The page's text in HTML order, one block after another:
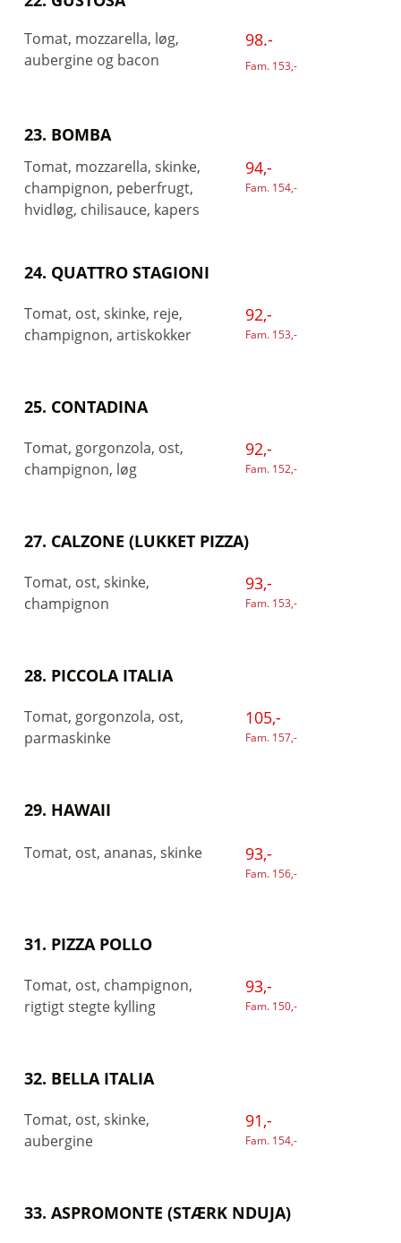
Tomat, mozzarella, løg,
aubergine og bacon
98.-
Fam. 153,-
23. BOMBA
Tomat, mozzarella, skinke,
champignon, peberfrugt,
hvidløg, chilisauce, kapers
94,-
Fam. 154,-
24. QUATTRO STAGIONI
Tomat, ost, skinke, reje,
champignon, artiskokker
92,-
Fam. 153,-
25. CONTADINA
Tomat, gorgonzola, ost,
champignon, løg
92,-
Fam. 152,-
27. CALZONE (LUKKET PIZZA)
Tomat, ost, skinke,
champignon
93,-
Fam. 153,-
28. PICCOLA ITALIA
Tomat, gorgonzola, ost,
parmaskinke
105,-
Fam. 157,-
29. HAWAII
Tomat, ost, ananas, skinke 93,-
Fam. 156,-
31. PIZZA POLLO
Tomat, ost, champignon,
rigtigt stegte kylling
93,-
Fam. 150,-
32. BELLA ITALIA
Tomat, ost, skinke,
aubergine
91,-
Fam. 154,-
33. ASPROMONTE (STÆRK NDUJA)